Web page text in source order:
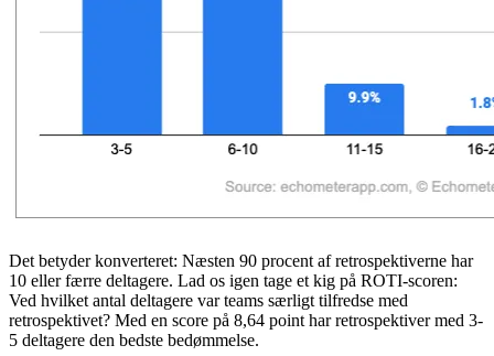
Det betyder konverteret: Næsten 90 procent af retrospektiverne har
10 eller færre deltagere. Lad os igen tage et kig på ROTI-scoren:
Ved hvilket antal deltagere var teams særligt tilfredse med
retrospektivet? Med en score på 8,64 point har retrospektiver med 3-
5 deltagere den bedste bedømmelse.